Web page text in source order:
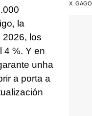
la
2026, los
4 %. Y en
unha
a porta a
X. GAGO